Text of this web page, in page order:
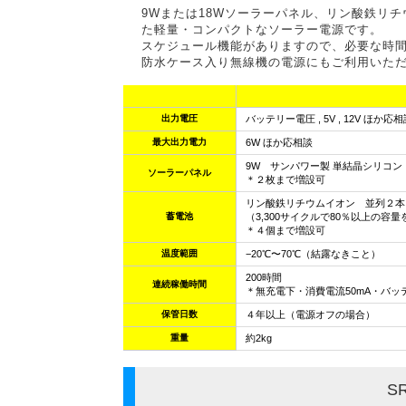
9Wまたは18Wソーラーパネル、リン酸鉄リ
た軽量・コンパクトなソーラー電源です。
スケジュール機能がありますので、必要な時
防水ケース入り無線機の電源にもご利用いた
出力電圧 バッテリー電圧 , 5V , 12V ほか応相
最大出力電力 6W ほか応相談
ソーラーパネル
9W サンパワー製 単結晶シリコ
＊２枚まで増設可
蓄電池
リン酸鉄リチウムイオン 並列２
（3,300サイクルで80％以上の容量
＊４個まで増設可
温度範囲 −20℃〜70℃（結露なきこと）
連続稼働時間
200時間
＊無充電下・消費電流50mA・バッ
保管日数 ４年以上（電源オフの場合）
重量 約2kg